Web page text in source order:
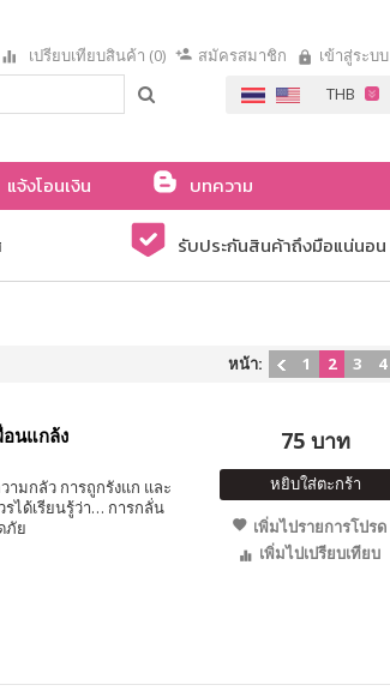
เปรียบเทียบสินค้า (0) สมัครสมาชิก เข้าสู่ระบบ
แจ้งโอนเงิน
บทความ
รับประกันสินค้าถึงมือแน่นอน
หน้า: 1 2 3 4
นแกล้ง
ามกลัว การถูกรังแก และ
ได้เรียนรู้ว่า… การกลั่น
ภัย
75 บาท
หยิบใส่ตะกร้า
เพิ่มไปรายการโปรด
เพิ่มไปเปรียบเทียบ